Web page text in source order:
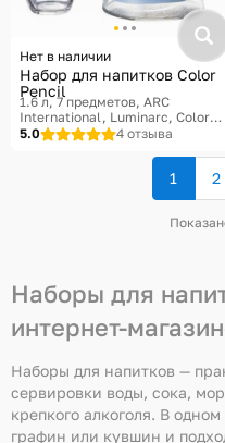
Нет в наличии
Набор для напитков Color
Pencil
1.6 л, 7 предметов ARC
International, Luminarc, Color
Pencil
5.0 4 отзыва
1 2
Наборы для
интернет-
Наборы для напитков —
сервировки воды, сока,
крепкого алкоголя. В
графин или кувшин и